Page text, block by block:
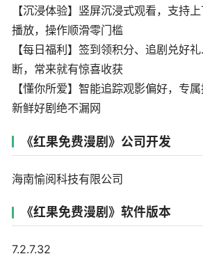
【沉浸体验】竖屏沉浸式观看，支持
播放，操作顺滑零门槛
【每日福利】签到领积分、追剧兑好
断，常来就有惊喜收获
【懂你所爱】智能追踪观影偏好，专
新鲜好剧绝不漏网
《红果免费漫剧》公司开发
海南愉阅科技有限公司
《红果免费漫剧》软件版本
7.2.7.32